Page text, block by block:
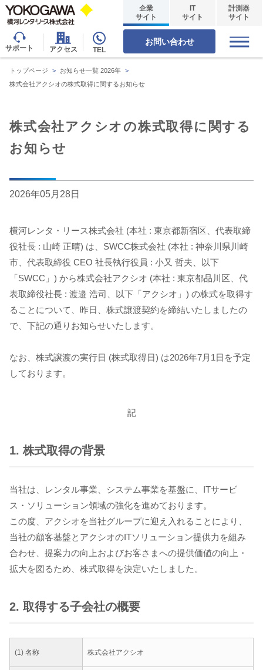
サポート アクセス TEL
企業
サイト
IT
サイト
計測器
サイト
お問い合わせ
トップページ > お知らせ一覧 2026年 >
株式会社アクシオの株式取得に関するお知らせ
株式会社アクシオの株式取得に関する
お知らせ
2026年05月28日
横河レンタ・リース株式会社 (本社 : 東京都新宿区、代表取締
役社長 : 山崎 正晴) は、SWCC株式会社 (本社 : 神奈川県川崎
市、代表取締役 CEO 社長執行役員 : 小又 哲夫、以下
「SWCC」) から株式会社アクシオ (本社 : 東京都品川区、代
表取締役社長 : 渡邉 浩司、以下「アクシオ」) の株式を取得す
ることについて、昨日、株式譲渡契約を締結いたしましたの
で、下記の通りお知らせいたします。
なお、株式譲渡の実行日 (株式取得日) は2026年7月1日を予定
しております。
記
1. 株式取得の背景
当社は、レンタル事業、システム事業を基盤に、ITサービ
ス・ソリューション領域の強化を進めております。
この度、アクシオを当社グループに迎え入れることにより、
当社の顧客基盤とアクシオのITソリューション提供力を組み
合わせ、提案力の向上およびお客さまへの提供価値の向上・
拡大を図るため、株式取得を決定いたしました。
2. 取得する子会社の概要
(1) 名称 株式会社アクシオ